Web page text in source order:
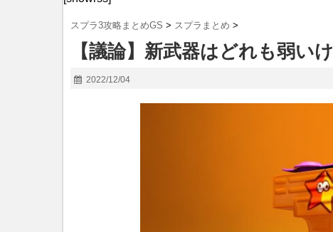
スプラ3攻略まとめGS > スプラまとめ >
【議論】新武器はどれも弱い
2022/12/04